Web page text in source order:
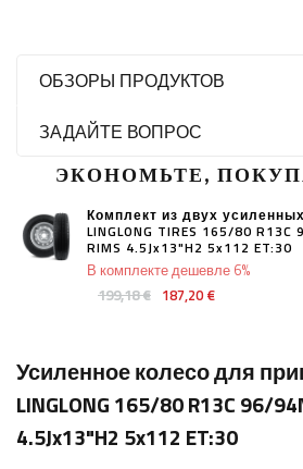
ОБЗОРЫ ПРОДУКТОВ
ЗАДАЙТЕ ВОПРОС
ЭКОНОМЬТЕ,
Комплект из двух
LINGLONG TIRES 165/80 R13C
RIMS 4.5Jx13"H2 5x112 ET:30
199,18 € 187,20 €
В комплекте дешевле 6%
Усиленное колесо для
LINGLONG 165/80 R13C 96/
4.5Jx13"H2 5x112 ET:30